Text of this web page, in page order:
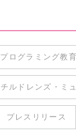
プログラミング教育
チルドレンズ・ミ
プレスリリース